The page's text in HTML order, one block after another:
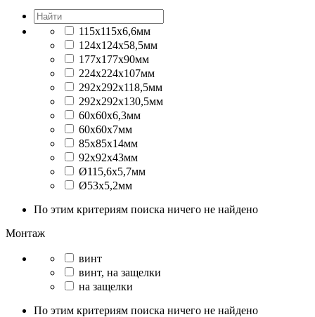
115x115x6,6мм
124x124x58,5мм
177x177x90мм
224x224x107мм
292x292x118,5мм
292x292x130,5мм
60x60x6,3мм
60x60x7мм
85x85x14мм
92x92x43мм
Ø115,6x5,7мм
Ø53x5,2мм
По этим критериям поиска ничего не найдено
Монтаж
винт
винт, на защелки
на защелки
По этим критериям поиска ничего не найдено